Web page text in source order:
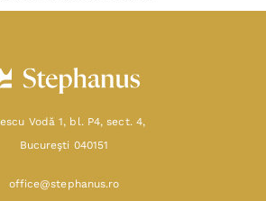
Vodă 1, bl. P4, sect. 4,
Bucureşti 040151
office@stephanus.ro